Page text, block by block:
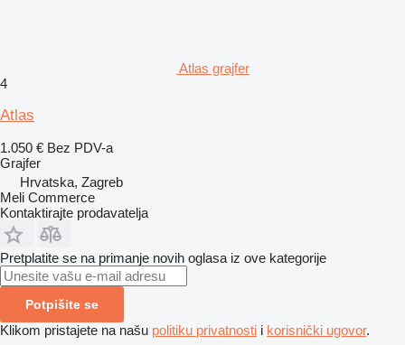
Atlas grajfer
4
Atlas
1.050 € Bez PDV-a
Grajfer
Hrvatska, Zagreb
Meli Commerce
Kontaktirajte prodavatelja
Pretplatite se na primanje novih oglasa iz ove kategorije
Potpišite se
Klikom pristajete na našu politiku privatnosti i korisnički ugovor.